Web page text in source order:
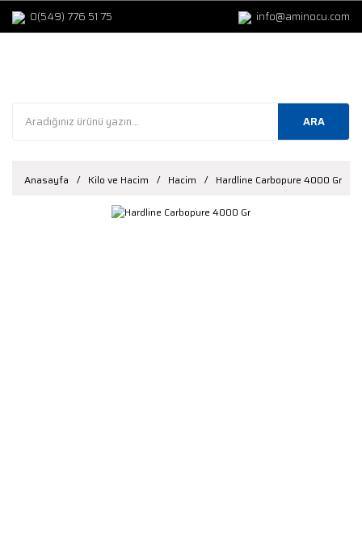
0(549) 776 51 75 info@aminocu.com
ARA
Anasayfa Kilo ve Hacim Hacim Hardline Carbopure 4000 Gr